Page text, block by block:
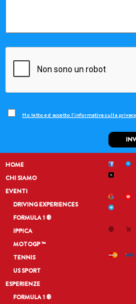
Ho letto ed accetto l'informativa sulla
HOME
CHI SIAMO
EVENTI
DRIVING EXPERIENCES
FORMULA 1 ®
IPPICA
MOTOGP ™
TENNIS
US SPORT
ESPERIENZE
FORMULA 1 ®